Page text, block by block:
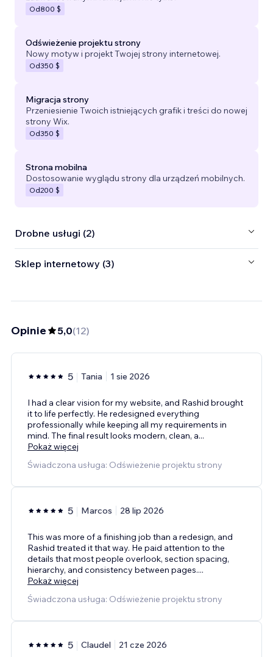
Od800 $
Odświeżenie projektu strony
Nowy motyw i projekt Twojej strony internetowej.
Od350 $
Migracja strony
Przeniesienie Twoich istniejących grafik i treści do nowej
strony Wix.
Od350 $
Strona mobilna
Dostosowanie wyglądu strony dla urządzeń mobilnych.
Od200 $
Drobne usługi (2)
Sklep internetowy (3)
Opinie 5,0(12)
5 Tania 1 sie 2026
I had a clear vision for my website, and Rashid brought
it to life perfectly. He redesigned everything
professionally while keeping all my requirements in
mind. The final result looks modern, clean, a...
Pokaż więcej
Świadczona usługa: Odświeżenie projektu strony
5 Marcos 28 lip 2026
This was more of a finishing job than a redesign, and
Rashid treated it that way. He paid attention to the
details that most people overlook, section spacing,
hierarchy, and consistency between pages....
Pokaż więcej
Świadczona usługa: Odświeżenie projektu strony
5 Claudel 21 cze 2026